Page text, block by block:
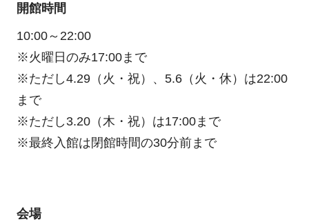
開館時間
10:00～22:00
※火曜日のみ17:00まで
※ただし4.29（火・祝）、5.6（火・休）は22:00
まで
※ただし3.20（木・祝）は17:00まで
※最終入館は閉館時間の30分前まで
会場